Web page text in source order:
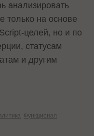
анализировать
только на основе
целей, но и по
статусам
и другим
Функционал